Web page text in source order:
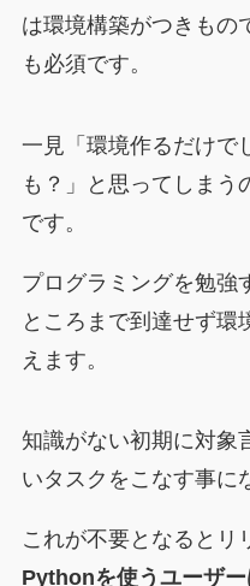
は環境構築がつきもの
も必須です。
一見「環境作るだけで
も？」と思ってしまう
です。
プログラミングを勉強
ところまで到達せず環
えます。
知識がない初期に対象
いタスクをこなす事に
これが不要となるとリ
Pythonを使うユーザ